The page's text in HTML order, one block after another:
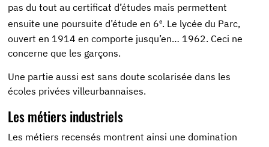
pas du tout au certificat d’études mais permettent
ensuite une poursuite d’étude en 6e. Le lycée du Parc,
ouvert en 1914 en comporte jusqu’en… 1962. Ceci ne
concerne que les garçons.
Une partie aussi est sans doute scolarisée dans les
écoles privées villeurbannaises.
Les métiers industriels
Les métiers recensés montrent ainsi une domination